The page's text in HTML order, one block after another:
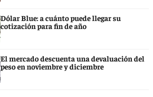
Dólar Blue: a cuánto puede llegar su
cotización para fin de año
El mercado descuenta una devaluación del
peso en noviembre y diciembre